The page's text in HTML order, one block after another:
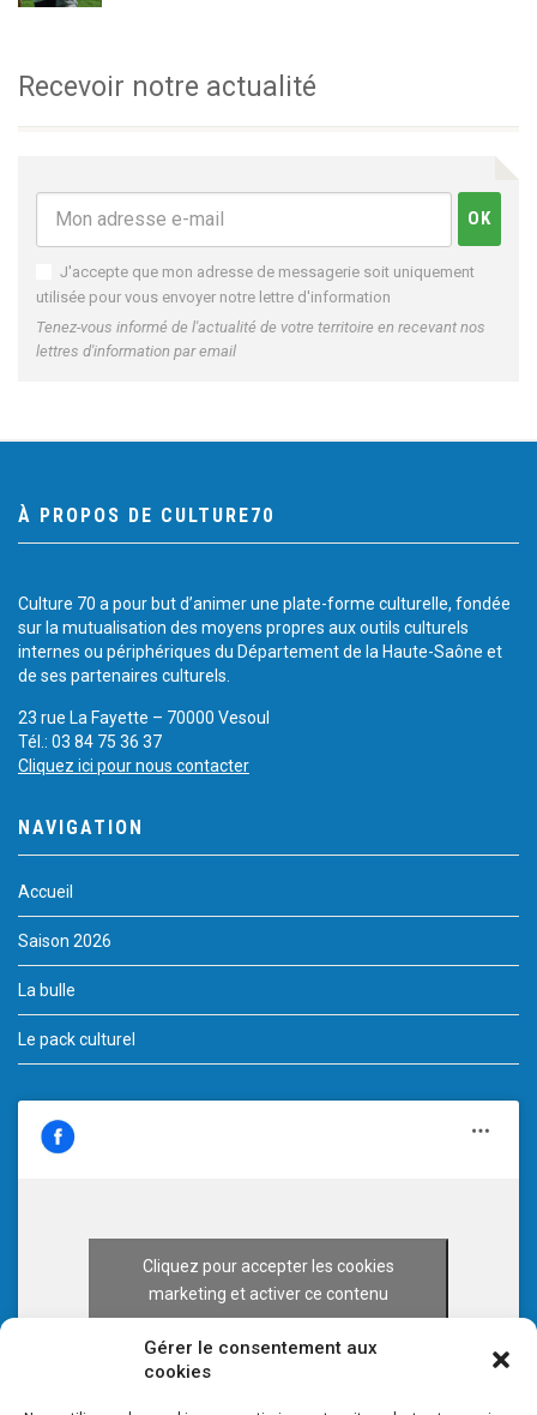
Gérer le consentement aux
cookies
Recevoir notre actualité
J'accepte que mon adresse de messagerie soit uniquement
utilisée pour vous envoyer notre lettre d'information
Tenez-vous informé de l'actualité de votre territoire en recevant nos
lettres d'information par email
À PROPOS DE CULTURE70
Culture 70 a pour but d’animer une plate-forme culturelle, fondée
sur la mutualisation des moyens propres aux outils culturels
internes ou périphériques du Département de la Haute-Saône et
de ses partenaires culturels.
23 rue La Fayette – 70000 Vesoul
Tél.: 03 84 75 36 37
Cliquez ici pour nous contacter
NAVIGATION
Accueil
Saison 2026
La bulle
Le pack culturel
Cliquez pour accepter les cookies
marketing et activer ce contenu